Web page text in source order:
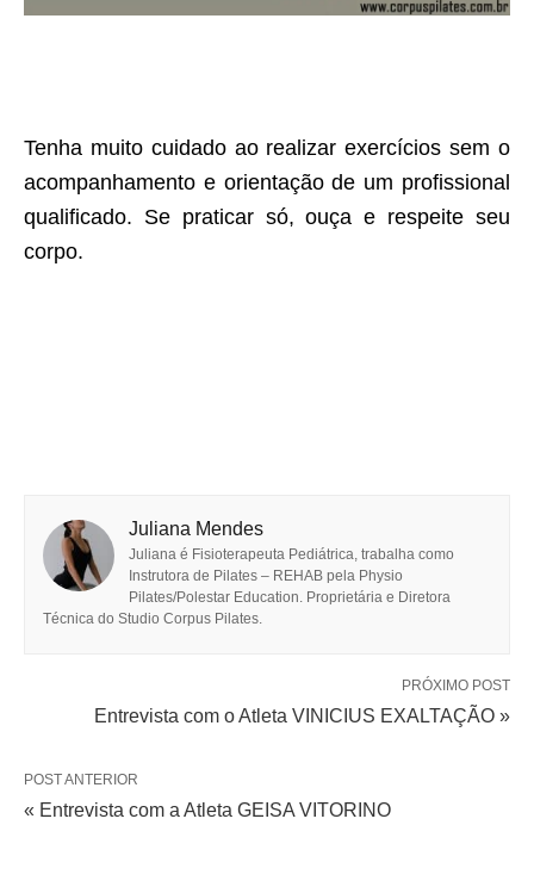
Tenha muito cuidado ao realizar exercícios sem o
acompanhamento e orientação de um profissional
qualificado. Se praticar só, ouça e respeite seu
corpo.
Juliana Mendes
Juliana é Fisioterapeuta Pediátrica, trabalha como
Instrutora de Pilates – REHAB pela Physio
Pilates/Polestar Education. Proprietária e Diretora
Técnica do Studio Corpus Pilates.
PRÓXIMO POST
Entrevista com o Atleta VINICIUS EXALTAÇÃO »
POST ANTERIOR
« Entrevista com a Atleta GEISA VITORINO